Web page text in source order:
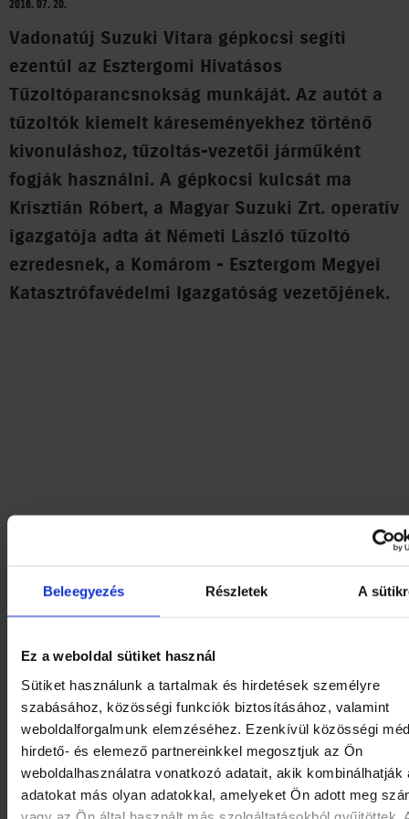
Beleegyezés Részletek A
Ez a weboldal sütiket használ
Sütiket használunk a tartalmak és hirdetések személyre
szabásához, közösségi funkciók biztosításához, valamint
weboldalforgalmunk elemzéséhez. Ezenkívül közösségi
hirdető- és elemező partnereinkkel megosztjuk az Ön
weboldalhasználatra vonatkozó adatait, akik kombinálhatják
adatokat más olyan adatokkal, amelyeket Ön adott meg
2016. 07. 20.
Vadonatúj Suzuki Vitara gépkocsi segíti
ezentúl az Esztergomi Hivatásos
Tűzoltóparancsnokság munkáját. Az autót a
tűzoltók kiemelt káreseményekhez történő
kivonuláshoz, tűzoltás-vezetői járműként
fogják használni. A gépkocsi kulcsát ma
Krisztián Róbert, a Magyar Suzuki Zrt. operatív
igazgatója adta át Németi László tűzoltó
ezredesnek, a Komárom - Esztergom Megyei
Katasztrófavédelmi Igazgatóság vezetőjének.
A Magyar Suzuki segítségének köszönhetően a Komárom-
Katasztrófavédelmi Kirendeltség Esztergomi Hivatásos
Tűzoltóparancsnokságának járműparkja ma egy összkerék-
bővült. „Az autó kifejezetten alkalmas arra, hogy segítse a
balesetekhez vagy műszaki mentéshez riasztott tűzoltók
munkáját, hiszen városban és terepen egyaránt
megbízhatóan teljesít, fogyasztása gazdaságos,
fékrendszerének és a menetstabilizáló elektronikának
köszönhetően pedig síkos, jeges vagy akár lejtős úton is
rendkívül biztonságosan vezethető”− mondta az adomány